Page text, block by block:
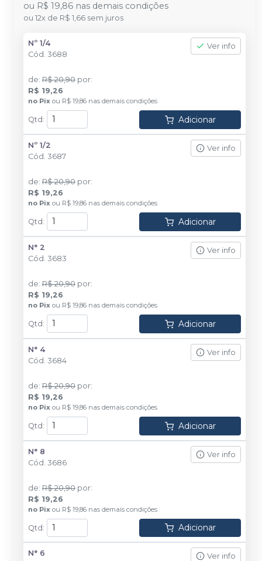
ou R$ 19,86 nas demais condições
ou 12x de R$ 1,66 sem juros
Nº 1/4
Cód. 3688
Ver info
de: R$ 20,90 por:
R$ 19,26
no Pix ou R$ 19,86 nas demais condições
Qtd : Adicionar
Nº 1/2
Cód. 3687
Ver info
de: R$ 20,90 por:
R$ 19,26
no Pix ou R$ 19,86 nas demais condições
Qtd : Adicionar
N° 2
Cód. 3683
Ver info
de: R$ 20,90 por:
R$ 19,26
no Pix ou R$ 19,86 nas demais condições
Qtd : Adicionar
N° 4
Cód. 3684
Ver info
de: R$ 20,90 por:
R$ 19,26
no Pix ou R$ 19,86 nas demais condições
Qtd : Adicionar
N° 8
Cód. 3686
Ver info
de: R$ 20,90 por:
R$ 19,26
no Pix ou R$ 19,86 nas demais condições
Qtd: Adicionar
N° 6
Ver info